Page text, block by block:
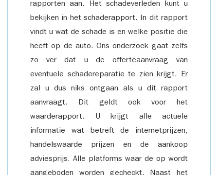
rapporten aan. Het schadeverleden kunt u
bekijken in het schaderapport. In dit rapport
vindt u wat de schade is en welke positie die
heeft op de auto. Ons onderzoek gaat zelfs
zo ver dat u de offerteaanvraag van
eventuele schadereparatie te zien krijgt. Er
zal u dus niks ontgaan als u dit rapport
aanvraagt. Dit geldt ook voor het
waarderapport. U krijgt alle actuele
informatie wat betreft de internetprijzen,
handelswaarde prijzen en de aankoop
adviesprijs. Alle platforms waar de op wordt